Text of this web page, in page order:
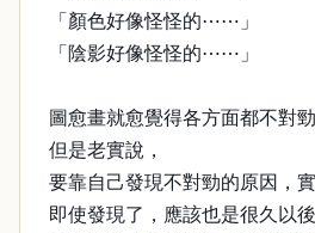
「顏色好像怪怪的⋯⋯」
「陰影好像怪怪的⋯⋯」
圖愈畫就愈覺得各方面都不對勁
但是老實說，
要靠自己發現不對勁的原因，實
即使發現了，應該也是很久以後